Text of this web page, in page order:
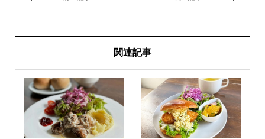
関連記事